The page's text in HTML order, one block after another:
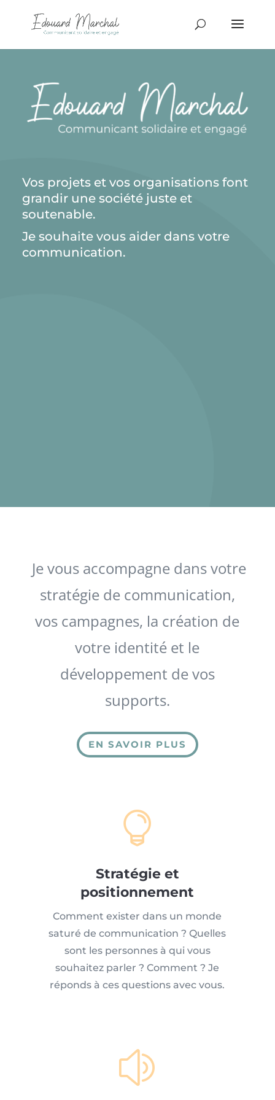
Vos projets et vos organisations font
grandir une société juste et
soutenable.
Je souhaite vous aider dans votre
communication.
Je vous accompagne dans votre
stratégie de communication,
vos campagnes, la création de
votre identité et le
développement de vos
supports.
EN SAVOIR PLUS

Stratégie et
positionnement
Comment exister dans un monde
saturé de communication ? Quelles
sont les personnes à qui vous
souhaitez parler ? Comment ? Je
réponds à ces questions avec vous.
z